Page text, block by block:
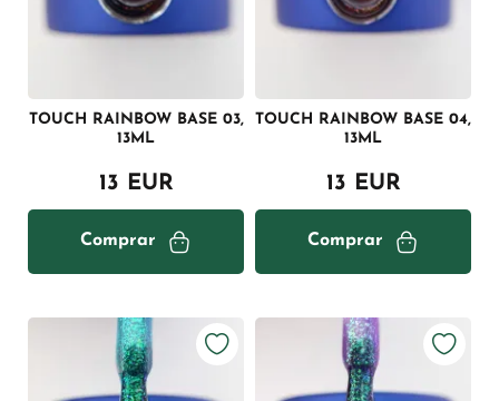
TOUCH RAINBOW BASE 03,
13ML
13 EUR
Comprar
TOUCH RAINBOW BASE 04,
13ML
13 EUR
Comprar